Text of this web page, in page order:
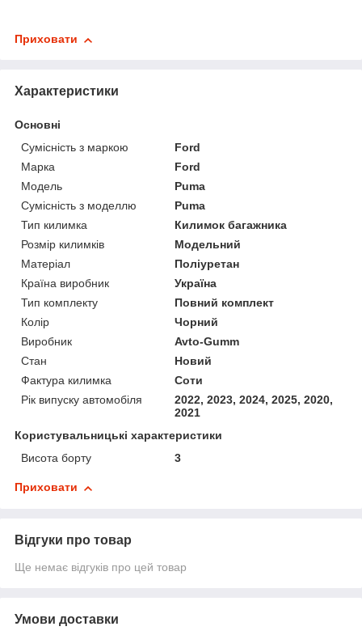
Приховати
Характеристики
Основні
Сумісність з маркою
Ford
Марка
Ford
Модель
Puma
Сумісність з моделлю
Puma
Тип килимка
Килимок багажника
Розмір килимків
Модельний
Матеріал
Поліуретан
Країна виробник
Україна
Тип комплекту
Повний комплект
Колір
Чорний
Виробник
Avto-Gumm
Стан
Новий
Фактура килимка
Соти
Рік випуску автомобіля
2022, 2023, 2024, 2025, 2020,
2021
Користувальницькі характеристики
Висота борту
3
Приховати
Відгуки про товар
Ще немає відгуків про цей товар
Умови доставки